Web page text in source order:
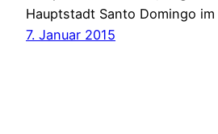
Hauptstadt Santo Domingo
7. Januar 2015